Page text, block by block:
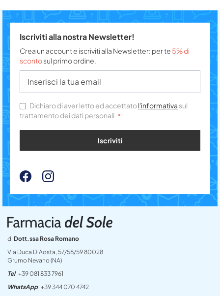
di Dott.ssa Rosa Romano
Via Duca D’Aosta, 57/58/59 80028
Grumo Nevano (NA)
Tel +39 081 833 7961
WhatsApp +39 344 070 4742
Iscriviti alla nostra Newsletter!
Crea un account e iscriviti alla Newsletter: per te 5% di
scontosul primo ordine.
Dichiaro di aver letto ed accettatol'informativa sul
trattamento dei dati personali
Iscriviti